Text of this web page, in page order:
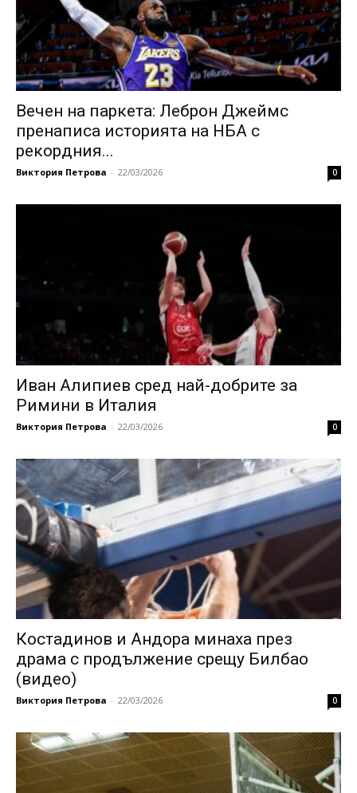
Вечен на паркета: Леброн Джеймс
пренаписа историята на НБА с
рекордния...
Виктория Петрова - 22/03/2026 0
Иван Алипиев сред най-добрите за
Римини в Италия
Виктория Петрова - 22/03/2026 0
Костадинов и Андора минаха през
драма с продължение срещу Билбао
(видео)
Виктория Петрова - 22/03/2026 0